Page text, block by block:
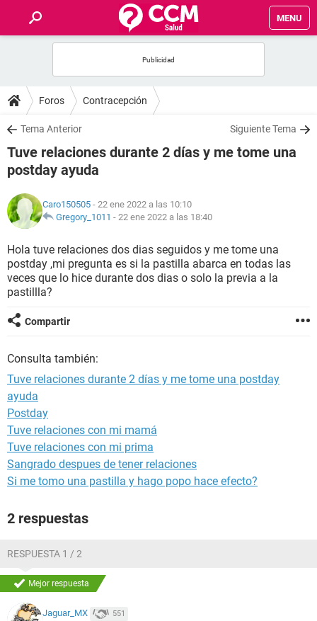
MENU
FOROS
SALUD
FAMILIA
NUTRICIÓN
SEXUALIDAD
Foros Contracepción
Tema Anterior Siguiente Tema
Tuve relaciones durante 2 días y me tome una
postday ayuda
Caro150505 - 22 ene 2022 a las 10:10
Gregory_1011 - 22 ene 2022 a las 18:40
Hola tuve relaciones dos dias seguidos y me tome una
postday ,mi pregunta es si la pastilla abarca en todas las
veces que lo hice durante dos dias o solo la previa a la
pastillla?
Compartir
Consulta también:
Tuve relaciones durante 2 días y me tome una postday
ayuda
Postday
Tuve relaciones con mi mamá
Tuve relaciones con mi prima
Sangrado despues de tener relaciones
Si me tomo una pastilla y hago popo hace efecto?
2 respuestas
RESPUESTA 1 / 2
Mejor respuesta
Jaguar_MX 551